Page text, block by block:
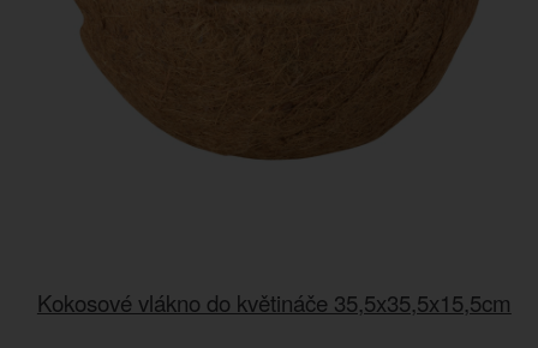
Kokosové vlákno do květináče 35,5x35,5x15,5cm